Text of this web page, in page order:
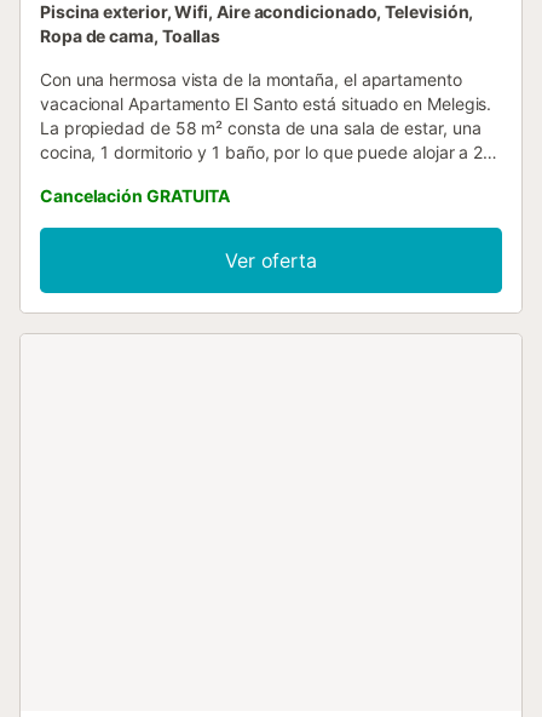
Piscina exterior, Wifi, Aire acondicionado, Televisión,
Ropa de cama, Toallas
Con una hermosa vista de la montaña, el apartamento
vacacional Apartamento El Santo está situado en Melegis.
La propiedad de 58 m² consta de una sala de estar, una
cocina, 1 dormitorio y 1 baño, por lo que puede alojar a 2
velocidad (apto para videollamadas), televisión, aire
acondicionado, ventilador, lavadora y toallas de
playa/piscina. Este alquiler de vacaciones cuenta con una
piscina privada al aire libre, una terraza descubierta y un
balcón para relajarse y disfrutar durante su estancia. No se
Cancelación GRATUITA
Ver oferta